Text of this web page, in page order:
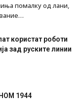
помалку од лани,
користат роботи
зад руските линии
1944